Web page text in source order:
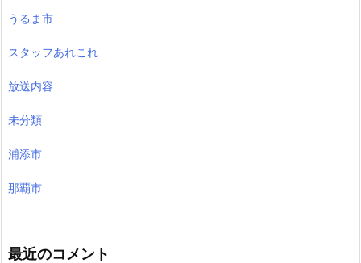
うるま市
スタッフあれこれ
放送内容
未分類
浦添市
那覇市
最近のコメント